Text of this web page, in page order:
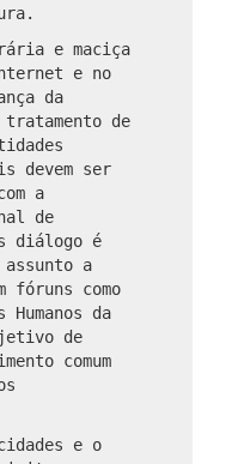
e maciça
e no
da
de
devem ser
a
de
diálogo é
a
como
da
de
comum
e o